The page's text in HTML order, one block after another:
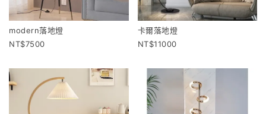
modern落地燈
7500
卡爾落地燈
11000